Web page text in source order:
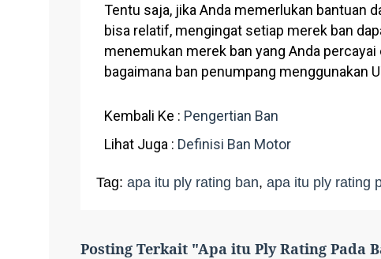
Tentu saja, jika Anda memerlukan bantuan
bisa relatif, mengingat setiap merek ban
menemukan merek ban yang Anda
bagaimana ban penumpang menggunakan
Kembali Ke : Pengertian Ban
Lihat Juga : Definisi Ban Motor
Tag: apa itu ply rating ban, apa itu ply rating
Posting Terkait "Apa itu Ply Rating Pada